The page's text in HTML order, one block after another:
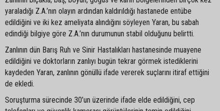
yaraladığı Z.A.’nın olayın ardından kaldırıldığı hastanede entübe
edildiğini ve iki kez ameliyata alındığını söyleyen Yaran, bu sabah
edindiği bilgiye göre Z.A.’nın durumunun stabil olduğunu belirtti.
Zanlının dün Barış Ruh ve Sinir Hastalıkları hastanesinde muayene
edildiğini ve doktorların zanlıyı bugün tekrar görmek istediklerini
kaydeden Yaran, zanlının gönüllü ifade vererek suçlarını itiraf ettiğini
de ekledi.
Soruşturma sürecinde 30’un üzerinde ifade elde edildiğini, cep